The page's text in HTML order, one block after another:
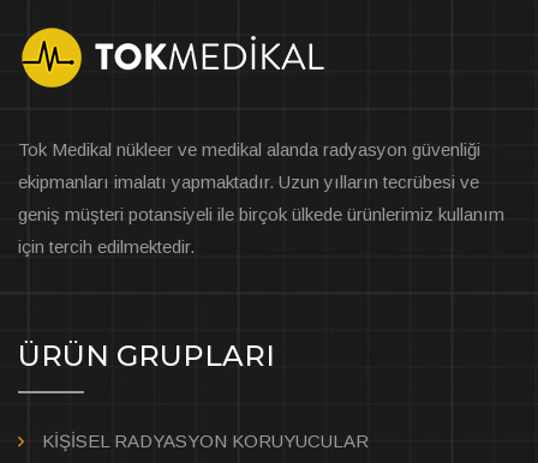
Tok Medikal nükleer ve medikal alanda radyasyon güvenliği
ekipmanları imalatı yapmaktadır. Uzun yılların tecrübesi ve
geniş müşteri potansiyeli ile birçok ülkede ürünlerimiz kullanım
için tercih edilmektedir.
ÜRÜN GRUPLARI
KİŞİSEL RADYASYON KORUYUCULAR